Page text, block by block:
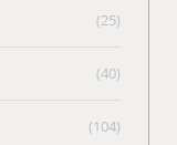
(25)
(40)
(104)